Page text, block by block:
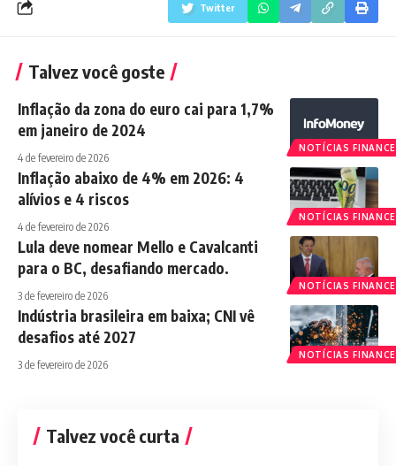
Twitter
Talvez você goste
NOTÍCIAS
Inflação da zona do euro cai para 1,7%
em janeiro de 2024
4 de fevereiro de 2026
NOTÍCIAS
Inflação abaixo de 4% em 2026: 4
alívios e 4 riscos
4 de fevereiro de 2026
NOTÍCIAS
Lula deve nomear Mello e Cavalcanti
para o BC, desafiando mercado.
3 de fevereiro de 2026
NOTÍCIAS
Indústria brasileira em baixa; CNI vê
desafios até 2027
3 de fevereiro de 2026
Talvez você curta